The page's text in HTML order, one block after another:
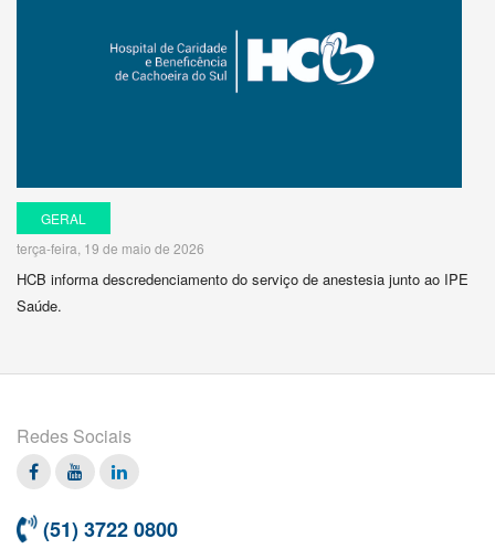
GERAL
terça-feira, 19 de maio de 2026
HCB informa descredenciamento do serviço de anestesia junto ao IPE
Saúde.
Redes Sociais
Facebook
TwitterLinkedin
(51) 3722 0800